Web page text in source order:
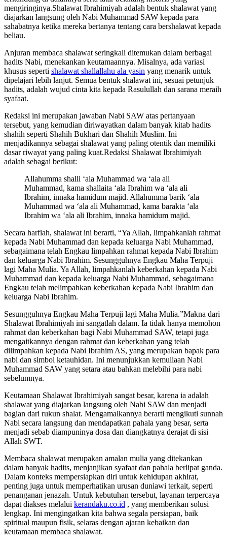
mengiringinya.Shalawat Ibrahimiyah adalah bentuk shalawat yang
diajarkan langsung oleh Nabi Muhammad SAW kepada para
sahabatnya ketika mereka bertanya tentang cara bershalawat kepada
beliau.
Anjuran membaca shalawat seringkali ditemukan dalam berbagai
hadits Nabi, menekankan keutamaannya. Misalnya, ada variasi
khusus seperti shalawat shallallahu ala yasin yang menarik untuk
dipelajari lebih lanjut. Semua bentuk shalawat ini, sesuai petunjuk
hadits, adalah wujud cinta kita kepada Rasulullah dan sarana meraih
syafaat.
Redaksi ini merupakan jawaban Nabi SAW atas pertanyaan
tersebut, yang kemudian diriwayatkan dalam banyak kitab hadits
shahih seperti Shahih Bukhari dan Shahih Muslim. Ini
menjadikannya sebagai shalawat yang paling otentik dan memiliki
dasar riwayat yang paling kuat.Redaksi Shalawat Ibrahimiyah
adalah sebagai berikut:
Allahumma shalli ‘ala Muhammad wa ‘ala ali
Muhammad, kama shallaita ‘ala Ibrahim wa ‘ala ali
Ibrahim, innaka hamidum majid. Allahumma barik ‘ala
Muhammad wa ‘ala ali Muhammad, kama barakta ‘ala
Ibrahim wa ‘ala ali Ibrahim, innaka hamidum majid.
Secara harfiah, shalawat ini berarti, “Ya Allah, limpahkanlah rahmat
kepada Nabi Muhammad dan kepada keluarga Nabi Muhammad,
sebagaimana telah Engkau limpahkan rahmat kepada Nabi Ibrahim
dan keluarga Nabi Ibrahim. Sesungguhnya Engkau Maha Terpuji
lagi Maha Mulia. Ya Allah, limpahkanlah keberkahan kepada Nabi
Muhammad dan kepada keluarga Nabi Muhammad, sebagaimana
Engkau telah melimpahkan keberkahan kepada Nabi Ibrahim dan
keluarga Nabi Ibrahim.
Sesungguhnya Engkau Maha Terpuji lagi Maha Mulia.”Makna dari
Shalawat Ibrahimiyah ini sangatlah dalam. Ia tidak hanya memohon
rahmat dan keberkahan bagi Nabi Muhammad SAW, tetapi juga
mengaitkannya dengan rahmat dan keberkahan yang telah
dilimpahkan kepada Nabi Ibrahim AS, yang merupakan bapak para
nabi dan simbol ketauhidan. Ini menunjukkan kemuliaan Nabi
Muhammad SAW yang setara atau bahkan melebihi para nabi
sebelumnya.
Keutamaan Shalawat Ibrahimiyah sangat besar, karena ia adalah
shalawat yang diajarkan langsung oleh Nabi SAW dan menjadi
bagian dari rukun shalat. Mengamalkannya berarti mengikuti sunnah
Nabi secara langsung dan mendapatkan pahala yang besar, serta
menjadi sebab diampuninya dosa dan diangkatnya derajat di sisi
Allah SWT.
Membaca shalawat merupakan amalan mulia yang ditekankan
dalam banyak hadits, menjanjikan syafaat dan pahala berlipat ganda.
Dalam konteks mempersiapkan diri untuk kehidupan akhirat,
penting juga untuk memperhatikan urusan duniawi terkait, seperti
penanganan jenazah. Untuk kebutuhan tersebut, layanan terpercaya
dapat diakses melalui kerandaku.co.id , yang memberikan solusi
lengkap. Ini mengingatkan kita bahwa segala persiapan, baik
spiritual maupun fisik, selaras dengan ajaran kebaikan dan
keutamaan membaca shalawat.